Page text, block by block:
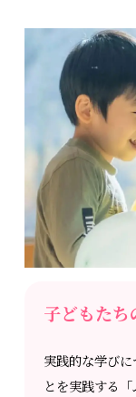
子どもた
実践的な学び
とを実践する